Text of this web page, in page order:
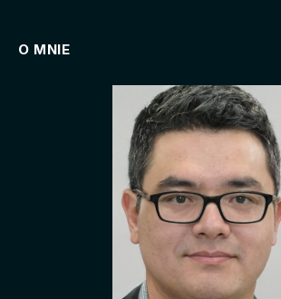
O MNIE